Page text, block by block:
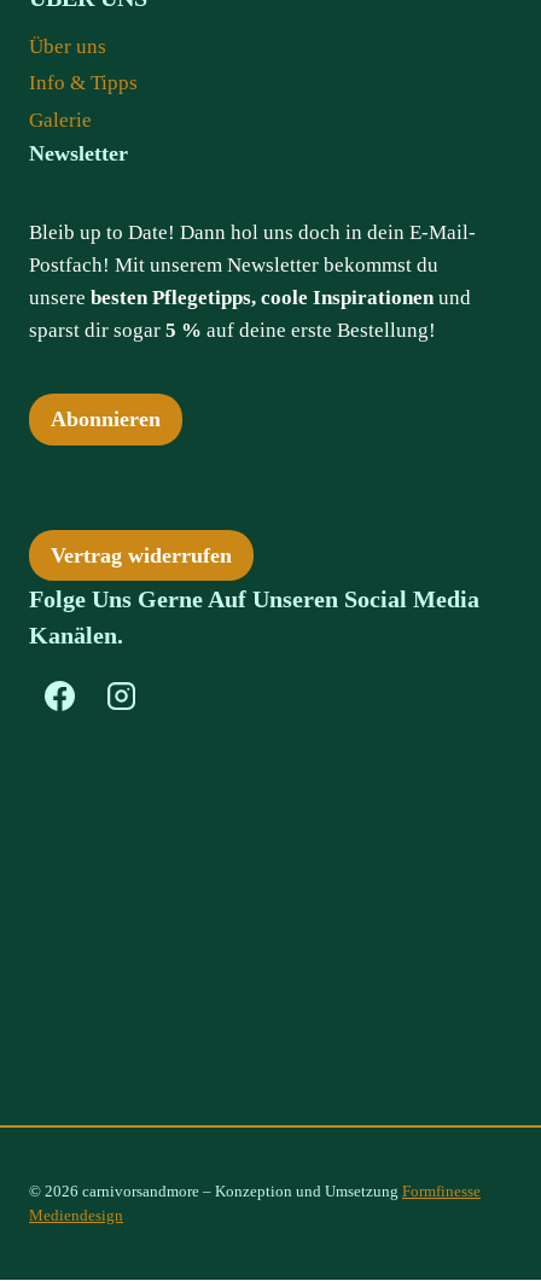
Über uns
Info & Tipps
Galerie
Newsletter
Bleib up to Date! Dann hol uns doch in dein E-Mail-
Postfach! Mit unserem Newsletter bekommst du
unsere besten Pflegetipps, coole Inspirationenund
sparst dir sogar 5 % auf deine erste Bestellung!
Abonnieren
Vertrag widerrufen
Folge Uns Gerne Auf Unseren Social Media
Kanälen.
© 2026 carnivorsandmore – Konzeption und Umsetzung Formfinesse
Mediendesign